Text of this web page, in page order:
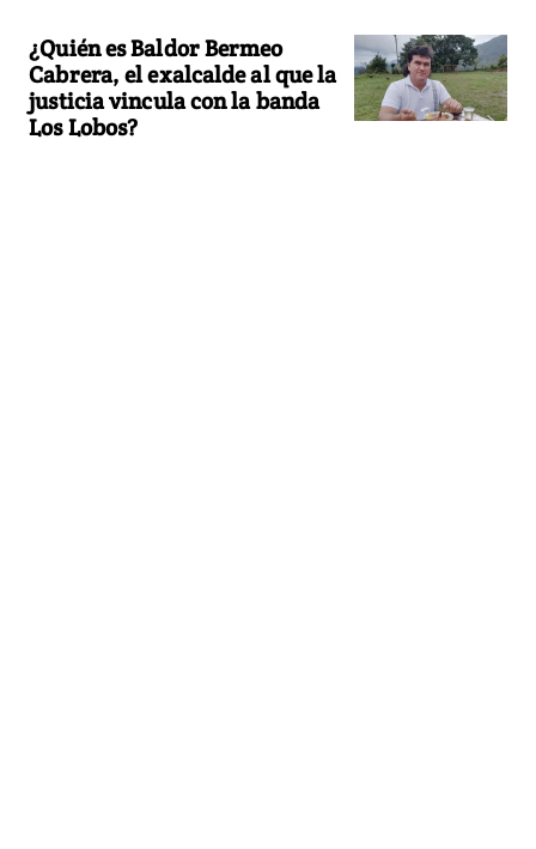
¿Quién es Baldor Bermeo
Cabrera, el exalcalde al que la
justicia vincula con la banda
Los Lobos?